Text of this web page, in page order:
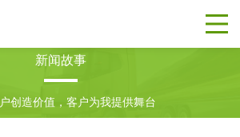
新闻故事
创造价值，客户为我提供舞台